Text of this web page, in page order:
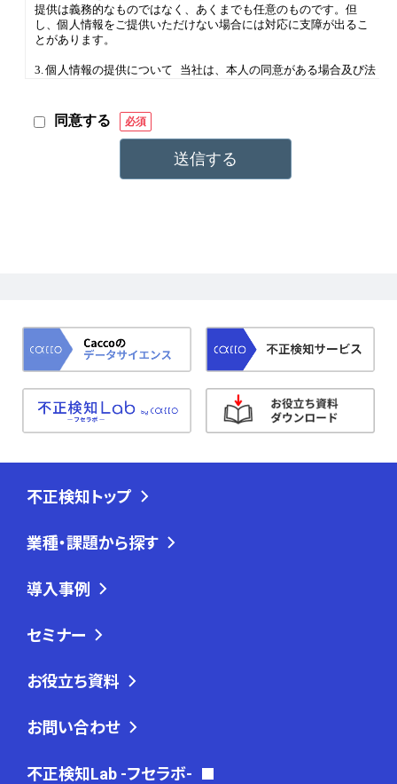
不正検知トップ
業種・課題から探す
導入事例
セミナー
お役立ち資料
お問い合わせ
不正検知Lab -フセラボ-